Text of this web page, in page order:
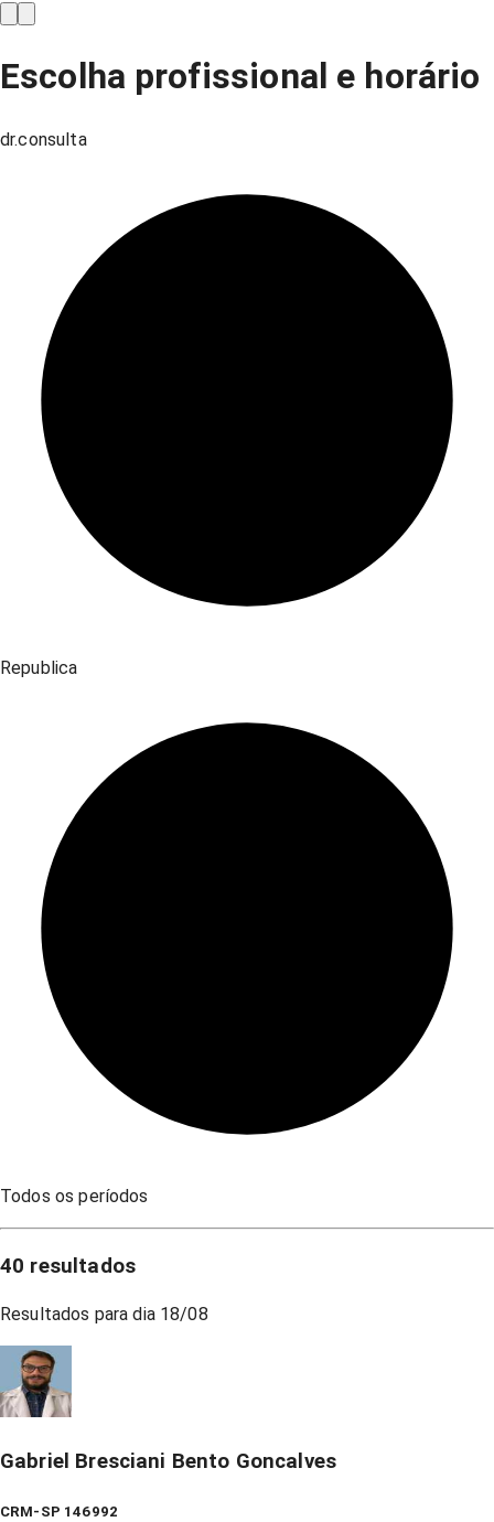
Escolha profissional e horário
dr.consulta
Republica
Todos os períodos
40 resultados
Resultados para dia 18/08
Gabriel Bresciani Bento Goncalves
CRM-SP 146992